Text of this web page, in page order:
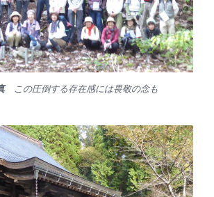
この圧倒する存在感には畏敬の念も